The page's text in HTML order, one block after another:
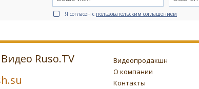
Я согласен с пользовательским соглашением
Видео Ruso.TV
Видеопродакшн
О компании
Контакты